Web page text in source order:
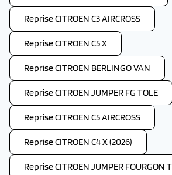
Reprise CITROEN C3 AIRCROSS
Reprise CITROEN C5 X
Reprise CITROEN BERLINGO VAN
Reprise CITROEN JUMPER FG TOLE
Reprise CITROEN C5 AIRCROSS
Reprise CITROEN C4 X (2026)
Reprise CITROEN JUMPER FOURGON